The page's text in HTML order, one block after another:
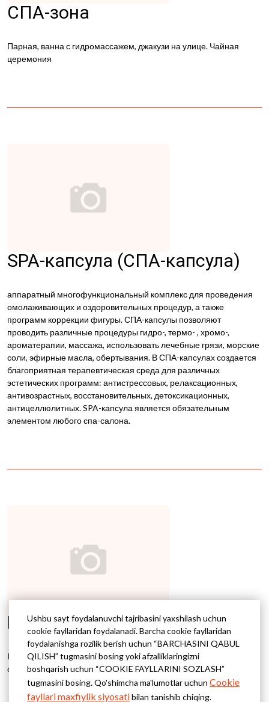
Ushbu sayt foydalanuvchi tajribasini yaxshilash uchun
cookie fayllaridan foydalanadi. Barcha cookie fayllaridan
foydalanishga rozilik berish uchun “BARCHASINI QABUL
QILISH” tugmasini bosing yoki afzalliklaringizni
boshqarish uchun “COOKIE FAYLLARINI SOZLASH”
tugmasini bosing. Qo'shimcha ma'lumotlar uchun Cookie
fayllari maxfiylik siyosatibilan tanishib chiqing.
СПА-зона
Парная, ванна с гидромассажем, джакузи на улице. Чайная
церемония
SPA-капсула (СПА-капсула)
аппаратный многофункциональный комплекс для проведения
омолаживающих и оздоровительных процедур, а также
программ коррекции фигуры. СПА-капсулы позволяют
проводить различные процедуры гидро-, термо- , хромо-,
ароматерапии, массажа, использовать лечебные грязи, морские
соли, эфирные масла, обертывания. В СПА-капсулах создается
благоприятная терапевтическая среда для различных
эстетических программ: антистрессовых, релаксационных,
антивозрастных, восстановительных, детоксикационных,
антицеллюлитных. SPA-капсула является обязательным
элементом любого спа-салона.
Массажи
Классический массаж тела, лица, антицеллютный массаж
от 30 минут